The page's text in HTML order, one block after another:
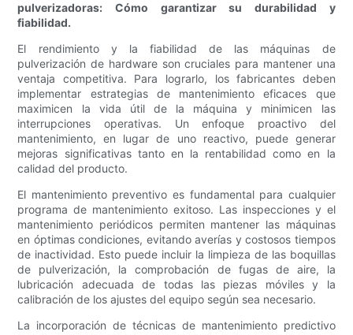
pulverizadoras: Cómo garantizar su durabilidad y
fiabilidad.
El rendimiento y la fiabilidad de las máquinas de
pulverización de hardware son cruciales para mantener una
ventaja competitiva. Para lograrlo, los fabricantes deben
implementar estrategias de mantenimiento eficaces que
maximicen la vida útil de la máquina y minimicen las
interrupciones operativas. Un enfoque proactivo del
mantenimiento, en lugar de uno reactivo, puede generar
mejoras significativas tanto en la rentabilidad como en la
calidad del producto.
El mantenimiento preventivo es fundamental para cualquier
programa de mantenimiento exitoso. Las inspecciones y el
mantenimiento periódicos permiten mantener las máquinas
en óptimas condiciones, evitando averías y costosos tiempos
de inactividad. Esto puede incluir la limpieza de las boquillas
de pulverización, la comprobación de fugas de aire, la
lubricación adecuada de todas las piezas móviles y la
calibración de los ajustes del equipo según sea necesario.
La incorporación de técnicas de mantenimiento predictivo